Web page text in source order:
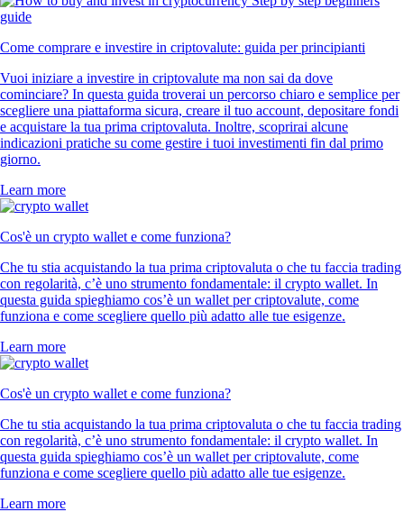
Come comprare e investire in criptovalute: guida per principianti
Vuoi iniziare a investire in criptovalute ma non sai da dove
cominciare? In questa guida troverai un percorso chiaro e semplice per
scegliere una piattaforma sicura, creare il tuo account, depositare fondi
e acquistare la tua prima criptovaluta. Inoltre, scoprirai alcune
indicazioni pratiche su come gestire i tuoi investimenti fin dal primo
giorno.
Learn more
Cos'è un crypto wallet e come funziona?
Che tu stia acquistando la tua prima criptovaluta o che tu faccia trading
con regolarità, c’è uno strumento fondamentale: il crypto wallet. In
questa guida spieghiamo cos’è un wallet per criptovalute, come
funziona e come scegliere quello più adatto alle tue esigenze.
Learn more
Cos'è un crypto wallet e come funziona?
Che tu stia acquistando la tua prima criptovaluta o che tu faccia trading
con regolarità, c’è uno strumento fondamentale: il crypto wallet. In
questa guida spieghiamo cos’è un wallet per criptovalute, come
funziona e come scegliere quello più adatto alle tue esigenze.
Learn more